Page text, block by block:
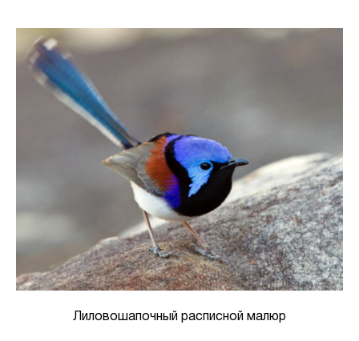
Лиловошапочный расписной малюр